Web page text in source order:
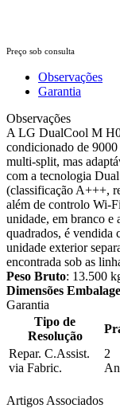
Preço sob consulta
Observações
Garantia
Observações
A LG DualCool M
condicionado de
multi-split, mas
com a tecnologia
(classificação A+++,
além de controlo Wi-
unidade, em branco e
quadrados, é vendida
unidade exterior
encontrada sob as
Peso Bruto: 13.500
Dimensões
Garantia
Tipo de
Resolução
Repar. C.Assist.
via Fabric.
2
Artigos Associados